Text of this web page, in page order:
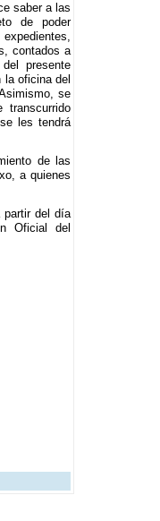
saber a las
de poder
contados a
presente
oficina del
se
transcurrido
les tendrá
de las
a quienes
partir del día
Oficial del